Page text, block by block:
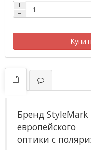
+
−
Бренд
оптики с